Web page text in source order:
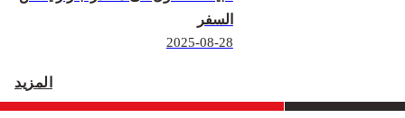
السفر
2025-08-28
المزيد